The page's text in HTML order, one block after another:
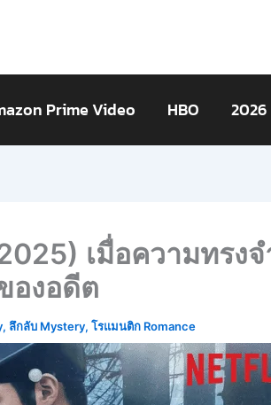
Prime Video HBO 2026
เมื่อความทรง
องอดีต
, ลึกลับ Mystery, โรแมนติก Romance